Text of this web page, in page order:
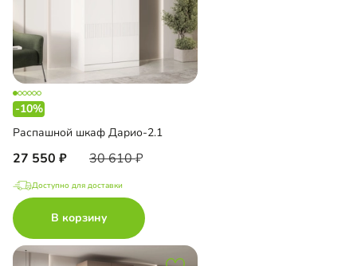
-10%
Распашной шкаф Дарио-2.1
27 550 30 610
Доступно для доставки
В корзину